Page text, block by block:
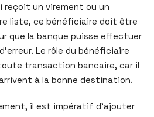
reçoit un virement ou un
liste, ce bénéficiaire doit être
que la banque puisse effectuer
Le rôle du bénéficiaire
transaction bancaire, car il
à la bonne destination.
il est impératif d’ajouter